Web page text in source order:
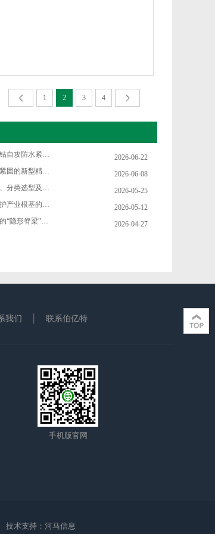
1 2 3 4
2026-06-22
华司钻尾螺丝：带垫一体式自钻自攻防水紧固螺丝，装修工程的主流标配
2026-06-08
涂层自攻钉：长效防腐、高效紧固的新型精密紧固件
2026-05-25
太阳能板专用螺丝的性能特点、分类选型及工程应用综述
2026-05-12
畜牧业螺丝：在严苛环境中守护产业根基的精密元件
2026-04-27
轻钢房屋螺丝：构筑绿色建筑的“隐形脊梁”绿色建筑领域的标杆
我们 联系伯亿特
手机版官网
技术支持： 河马信息